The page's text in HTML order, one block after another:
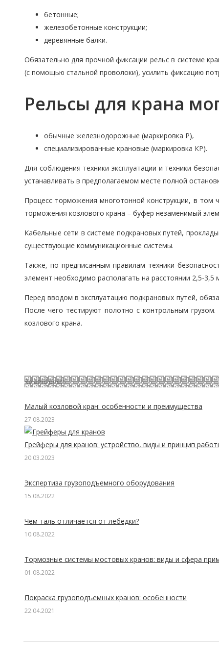
бетонные;
железобетонные конструкции;
деревянные балки.
Обязательно для прочной фиксации рельс в системе
(с помощью стальной проволоки), усилить фиксацию
Рельсы для крана
обычные железнодорожные (маркировка Р),
специализированные крановые (маркировка КР).
Для соблюдения техники эксплуатации и техники
устанавливать в предполагаемом месте полной
Процесс торможения многотонной конструкции, в том
торможения козлового крана – буфер незаменимый
Кабельные сети в системе подкрановых путей,
существующие коммуникационные системы.
Также, по предписанным правилам техники
элемент необходимо располагать на расстоянии 2,5-3,5
Перед вводом в эксплуатацию подкрановых путей,
После чего тестируют полотно с контрольным
козлового крана.
Related posts
Малый козловой кран: особенности и преимущества
27.08.2023
Грейферы для кранов: устройство, виды и принцип
20.03.2023
Экспертиза грузоподъемного оборудования
15.08.2022
Чем таль отличается от лебедки?
10.08.2022
Тормозные системы мостовых кранов: виды и сфера
01.08.2022
Покраска грузоподъемных кранов: особенности
22.04.2021